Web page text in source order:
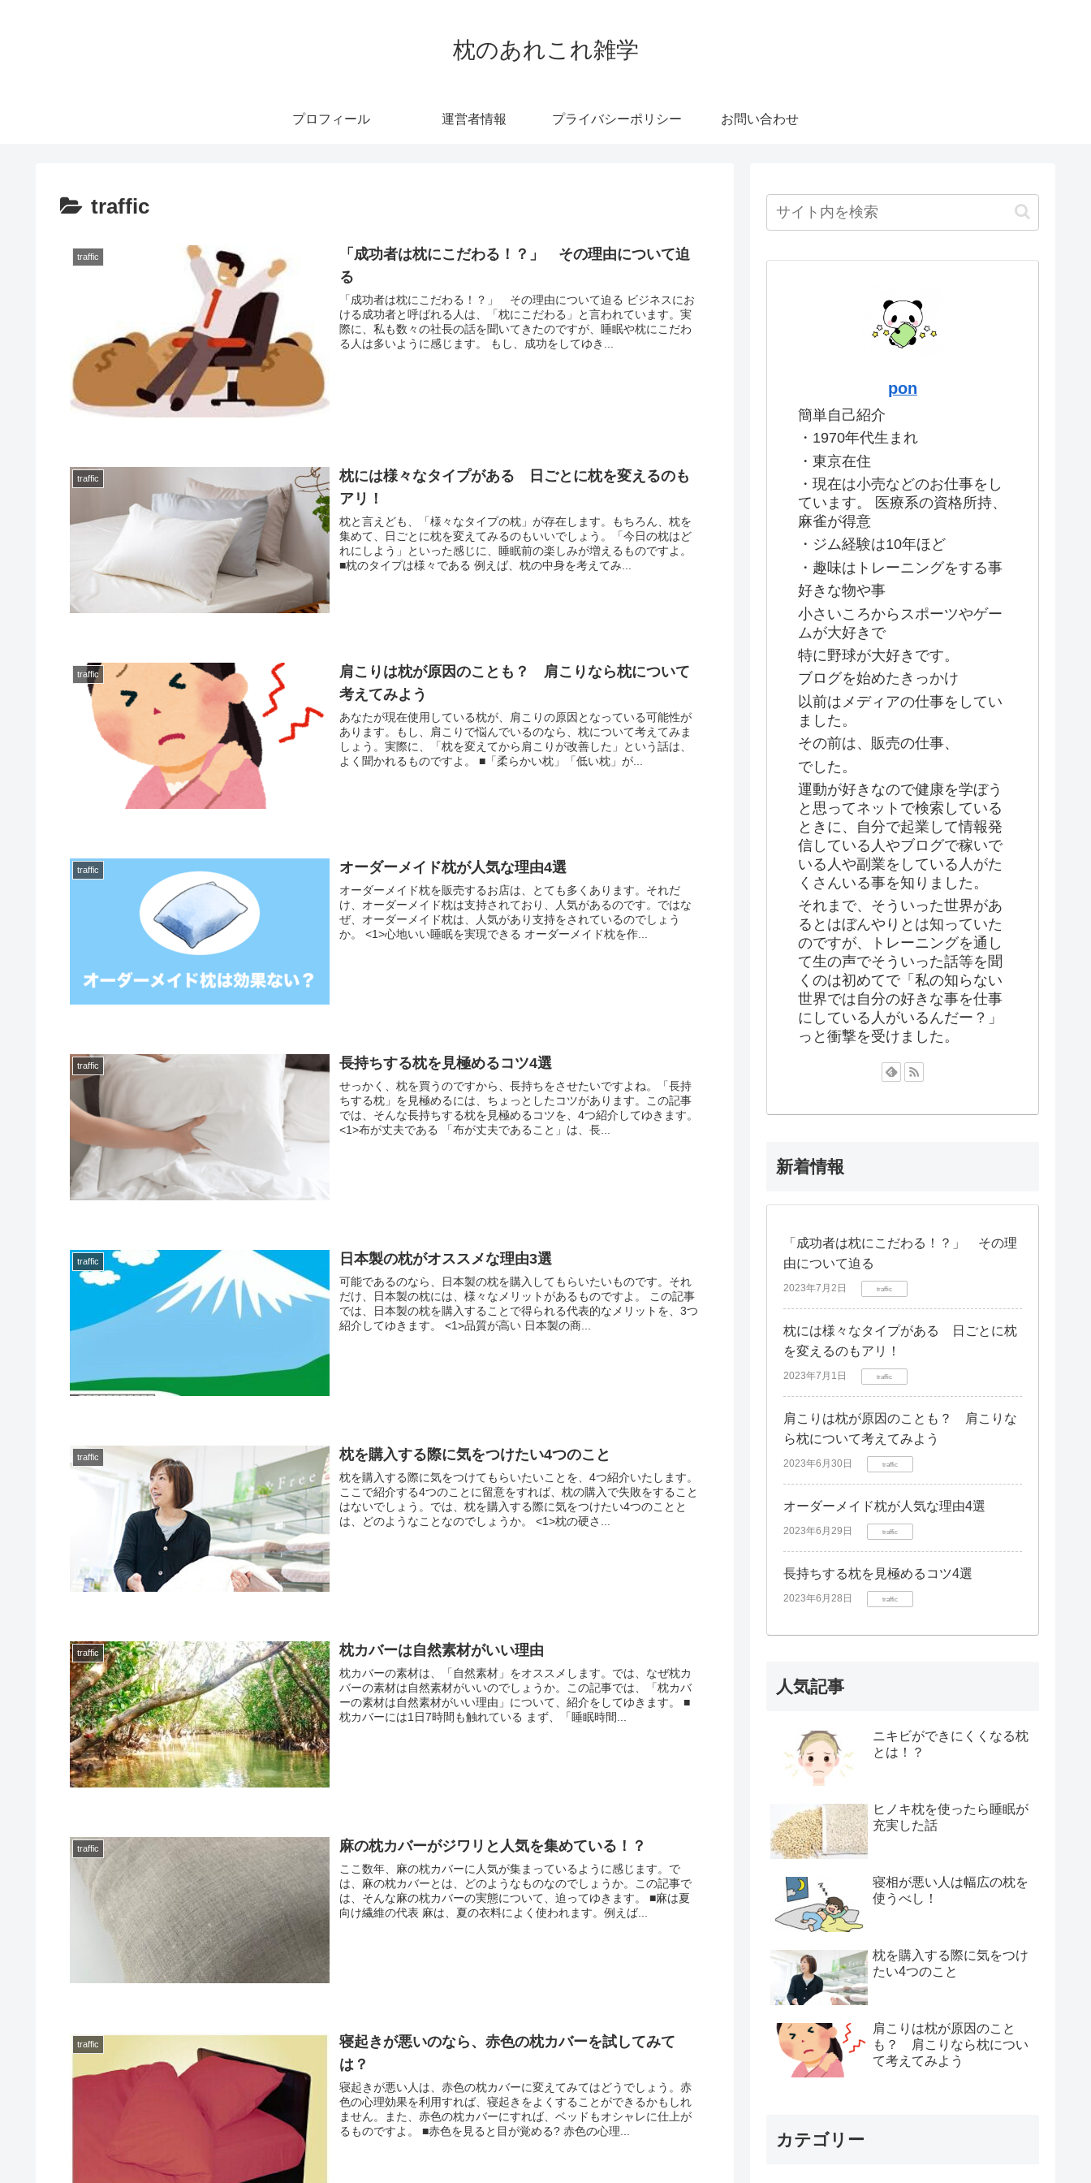
枕のあれこれ雑学
プロフィール 運営者情報 プライバシーポリシー お問い合わせ
traffic
traffic
「成功者は枕にこだわる！？」 その理由について迫
る
「成功者は枕にこだわる！？」 その理由について迫る ビジネスにお
ける成功者と呼ばれる人は、「枕にこだわる」と言われています。実
際に、私も数々の社長の話を聞いてきたのですが、睡眠や枕にこだわ
る人は多いように感じます。 もし、成功をしてゆき...
traffic
枕には様々なタイプがある 日ごとに枕を変えるのも
アリ！
枕と言えども、「様々なタイプの枕」が存在します。もちろん、枕を
集めて、日ごとに枕を変えてみるのもいいでしょう。「今日の枕はど
れにしよう」といった感じに、睡眠前の楽しみが増えるものですよ。
■枕のタイプは様々である 例えば、枕の中身を考えてみ...
traffic
肩こりは枕が原因のことも？ 肩こりなら枕について
考えてみよう
あなたが現在使用している枕が、肩こりの原因となっている可能性が
あります。もし、肩こりで悩んでいるのなら、枕について考えてみま
しょう。実際に、「枕を変えてから肩こりが改善した」という話は、
よく聞かれるものですよ。 ■「柔らかい枕」「低い枕」が...
traffic オーダーメイド枕が人気な理由4選
オーダーメイド枕を販売するお店は、とても多くあります。それだ
け、オーダーメイド枕は支持されており、人気があるのです。ではな
ぜ、オーダーメイド枕は、人気があり支持をされているのでしょう
か。 <1>心地いい睡眠を実現できる オーダーメイド枕を作...
traffic 長持ちする枕を見極めるコツ4選
せっかく、枕を買うのですから、長持ちをさせたいですよね。「長持
ちする枕」を見極めるには、ちょっとしたコツがあります。この記事
では、そんな長持ちする枕を見極めるコツを、4つ紹介してゆきます。
<1>布が丈夫である 「布が丈夫であること」は、長...
traffic 日本製の枕がオススメな理由3選
可能であるのなら、日本製の枕を購入してもらいたいものです。それ
だけ、日本製の枕には、様々なメリットがあるものですよ。 この記事
では、日本製の枕を購入することで得られる代表的なメリットを、3つ
紹介してゆきます。 <1>品質が高い 日本製の商...
traffic 枕を購入する際に気をつけたい4つのこと
枕を購入する際に気をつけてもらいたいことを、4つ紹介いたします。
ここで紹介する4つのことに留意をすれば、枕の購入で失敗をすること
はないでしょう。では、枕を購入する際に気をつけたい4つのことと
は、どのようなことなのでしょうか。 <1>枕の硬さ...
traffic 枕カバーは自然素材がいい理由
枕カバーの素材は、「自然素材」をオススメします。では、なぜ枕カ
バーの素材は自然素材がいいのでしょうか。この記事では、「枕カバ
ーの素材は自然素材がいい理由」について、紹介をしてゆきます。 ■
枕カバーには1日7時間も触れている まず、「睡眠時間...
traffic 麻の枕カバーがジワリと人気を集めている！？
ここ数年、麻の枕カバーに人気が集まっているように感じます。で
は、麻の枕カバーとは、どのようなものなのでしょうか。この記事で
は、そんな麻の枕カバーの実態について、迫ってゆきます。 ■麻は夏
向け繊維の代表 麻は、夏の衣料によく使われます。例えば...
traffic
寝起きが悪いのなら、赤色の枕カバーを試してみて
は？
寝起きが悪い人は、赤色の枕カバーに変えてみてはどうでしょう。赤
色の心理効果を利用すれば、寝起きをよくすることができるかもしれ
ません。また、赤色の枕カバーにすれば、ベッドもオシャレに仕上が
るものですよ。 ■赤色を見ると目が覚める? 赤色の心理...
pon
簡単自己紹介
・1970年代生まれ
・東京在住
・現在は小売などのお仕事をし
ています。 医療系の資格所持、
麻雀が得意
・ジム経験は10年ほど
・趣味はトレーニングをする事
好きな物や事
小さいころからスポーツやゲー
ムが大好きで
特に野球が大好きです。
ブログを始めたきっかけ
以前はメディアの仕事をしてい
ました。
その前は、販売の仕事、
でした。
運動が好きなので健康を学ぼう
と思ってネットで検索している
ときに、自分で起業して情報発
信している人やブログで稼いで
いる人や副業をしている人がた
くさんいる事を知りました。
それまで、そういった世界があ
るとはぼんやりとは知っていた
のですが、トレーニングを通し
て生の声でそういった話等を聞
くのは初めてで「私の知らない
世界では自分の好きな事を仕事
にしている人がいるんだー？」
っと衝撃を受けました。
新着情報
「成功者は枕にこだわる！？」 その理
由について迫る
2023年7月2日 traffic
枕には様々なタイプがある 日ごとに枕
を変えるのもアリ！
2023年7月1日 traffic
肩こりは枕が原因のことも？ 肩こりな
ら枕について考えてみよう
2023年6月30日 traffic
オーダーメイド枕が人気な理由4選
2023年6月29日 traffic
長持ちする枕を見極めるコツ4選
2023年6月28日 traffic
人気記事
ニキビができにくくなる枕
とは！？
ヒノキ枕を使ったら睡眠が
充実した話
寝相が悪い人は幅広の枕を
使うべし！
枕を購入する際に気をつけ
たい4つのこと
肩こりは枕が原因のこと
も？ 肩こりなら枕につい
て考えてみよう
カテゴリー